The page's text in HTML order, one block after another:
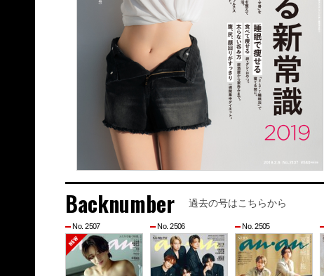
Backnumber 過去の号はこちらから
No. 2507 No. 2506 No. 2505